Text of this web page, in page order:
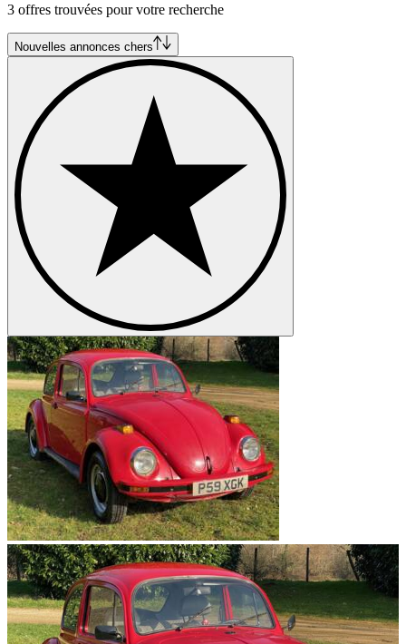
Volkswagen Combi
Volkswagen Corrado
Volkswagen Golf
Volkswagen Jetta
Volkswagen Karmann Ghia
Volkswagen Kübel
Volkswagen New Beetle
Volkswagen Passat
Volkswagen Polo
Volkswagen Type 3
3 offres trouvées pour votre recherche
Nouvelles annonces chers